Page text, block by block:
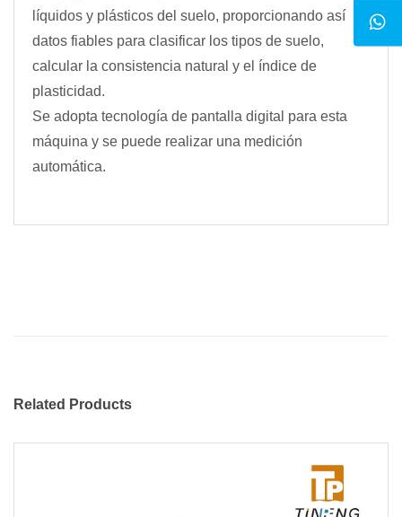
líquidos y plásticos del suelo, proporcionando así
datos fiables para clasificar los tipos de suelo,
calcular la consistencia natural y el índice de
plasticidad.
Se adopta tecnología de pantalla digital para esta
máquina y se puede realizar una medición
automática.
Related Products